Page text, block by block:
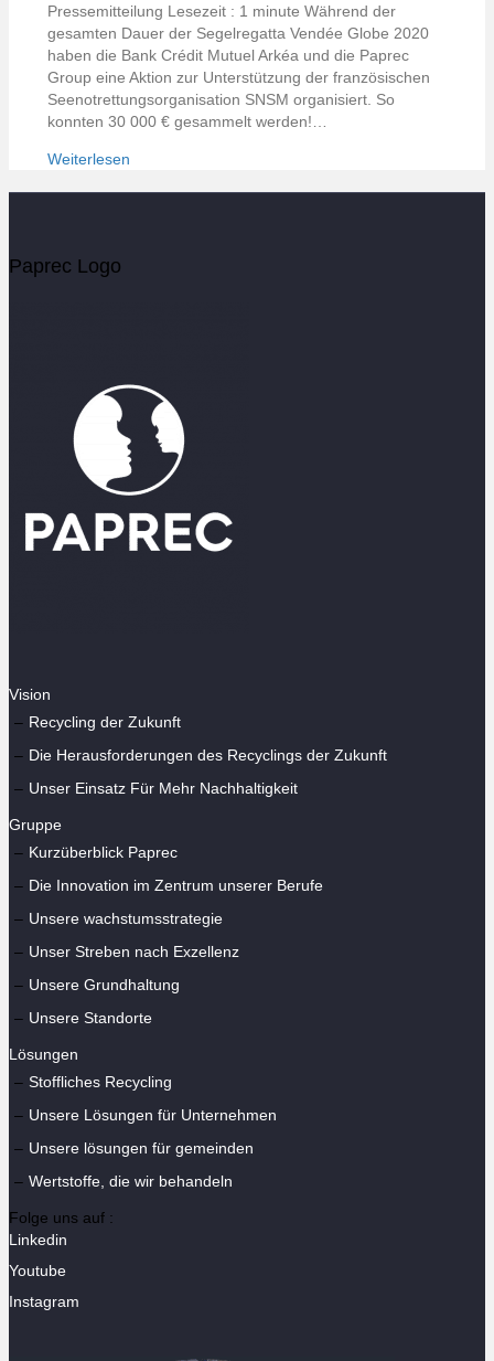
Pressemitteilung Lesezeit : 1 minute Während der
gesamten Dauer der Segelregatta Vendée Globe 2020
haben die Bank Crédit Mutuel Arkéa und die Paprec
Group eine Aktion zur Unterstützung der französischen
Seenotrettungsorganisation SNSM organisiert. So
konnten 30 000 € gesammelt werden!…
Weiterlesen
Paprec Logo
Vision
Recycling der Zukunft
Die Herausforderungen des Recyclings der Zukunft
Unser Einsatz Für Mehr Nachhaltigkeit
Gruppe
Kurzüberblick Paprec
Die Innovation im Zentrum unserer Berufe
Unsere wachstumsstrategie
Unser Streben nach Exzellenz
Unsere Grundhaltung
Unsere Standorte
Lösungen
Stoffliches Recycling
Unsere Lösungen für Unternehmen
Unsere lösungen für gemeinden
Wertstoffe, die wir behandeln
Folge uns auf :
Linkedin
Youtube
Instagram